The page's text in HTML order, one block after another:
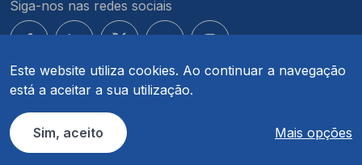
Este website utiliza cookies. Ao continuar a navegação
está a aceitar a sua utilização.
Sim, aceito Mais opções
Siga-nos nas redes sociais
© COMPETE 2030. Todos os direitos reservados.